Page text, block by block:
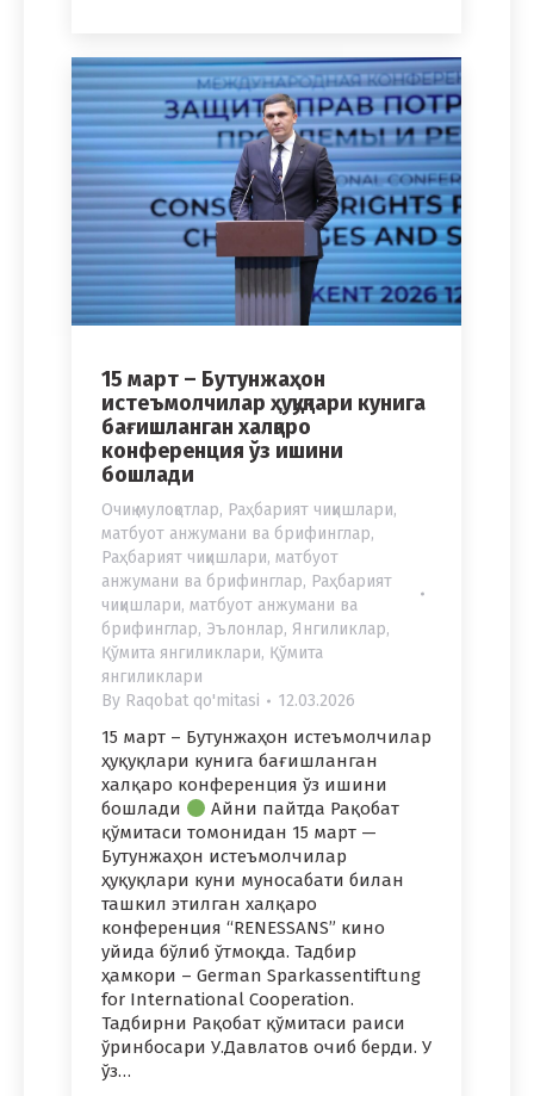
15 март – Бутунжаҳон
истеъмолчилар ҳуқуқлари кунига
бағишланган халқаро
конференция ўз ишини
бошлади
Очиқ мулоқотлар, Раҳбарият чиқишлари,
матбуот анжумани ва брифинглар,
Раҳбарият чиқишлари, матбуот
анжумани ва брифинглар, Раҳбарият
чиқишлари, матбуот анжумани ва
брифинглар, Эълонлар, Янгиликлар,
Қўмита янгиликлари, Қўмита
янгиликлари
By Raqobat qo'mitasi 12.03.2026
15 март – Бутунжаҳон истеъмолчилар
ҳуқуқлари кунига бағишланган
халқаро конференция ўз ишини
бошлади
Айни пайтда Рақобат
қўмитаси томонидан 15 март —
Бутунжаҳон истеъмолчилар
ҳуқуқлари куни муносабати билан
ташкил этилган халқаро
конференция “RENESSANS” кино
уйида бўлиб ўтмоқда. Тадбир
ҳамкори – German Sparkassentiftung
for International Cooperation.
Тадбирни Рақобат қўмитаси раиси
ўринбосари У.Давлатов очиб берди. У
ўз…